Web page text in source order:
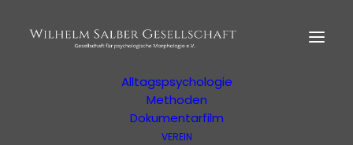
MORPHOLOGIE
Der Begründer
Alltagspsychologie
Methoden
Dokumentarfilm
VEREIN